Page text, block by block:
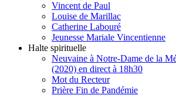
Vincent de Paul
Louise de Marillac
Catherine Labouré
Jeunesse Mariale Vincentienne
Halte spirituelle
Neuvaine à Notre-Dame de la
(2020) en direct à 18h30
Mot du Recteur
Prière Fin de Pandémie